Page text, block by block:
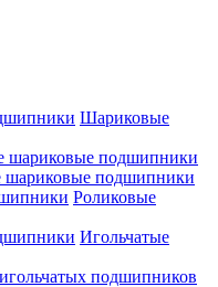
Шариковые
шариковые подшипники
шариковые подшипники
Роликовые
Игольчатые
подшипников